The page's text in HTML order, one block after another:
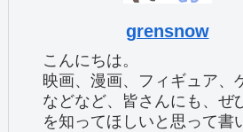
grensnow
こんにちは。
映画、漫画、フィギュア、
などなど、皆さんにも、ぜ
を知ってほしいと思って書